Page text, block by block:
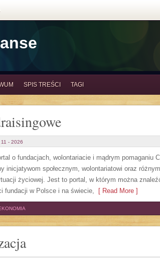
SPIS TREŚCI TAGI
- 2026
o fundacjach, wolontariacie i mądrym pomaganiu
inicjatywom społecznym, wolontariatowi oraz
życiowej. Jest to portal, w którym można
fundacji w Polsce i na świecie, [ Read More ]